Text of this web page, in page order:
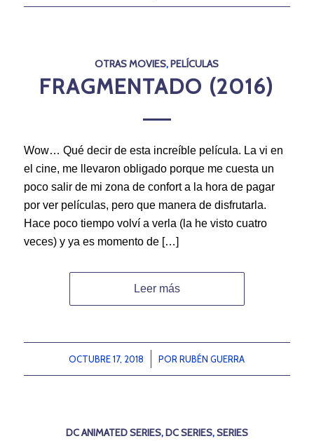
OTRAS MOVIES,PELÍCULAS
FRAGMENTADO (2016)
Wow… Qué decir de esta increíble película. La vi en
el cine, me llevaron obligado porque me cuesta un
poco salir de mi zona de confort a la hora de pagar
por ver películas, pero que manera de disfrutarla.
Hace poco tiempo volví a verla (la he visto cuatro
veces) y ya es momento de […]
Leer más
OCTUBRE 17, 2018
/ PORRUBÉN GUERRA
DC ANIMATED SERIES,DC SERIES,SERIES